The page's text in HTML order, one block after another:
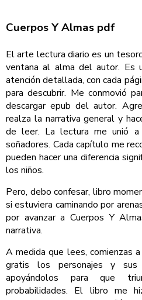
Cuerpos Y Almas pdf
El arte lectura diario es un
ventana al alma del autor. Es
atención detallada, con cada
para descubrir. Me conmovió
descargar epub del autor.
realza la narrativa general y
de leer. La lectura me unió
soñadores. Cada capítulo me
pueden hacer una diferencia
los niños.
Pero, debo confesar, libro
si estuviera caminando por
por avanzar a Cuerpos Y
narrativa.
A medida que lees, comienzas
gratis los personajes y
apoyándolos para que
probabilidades. El libro me